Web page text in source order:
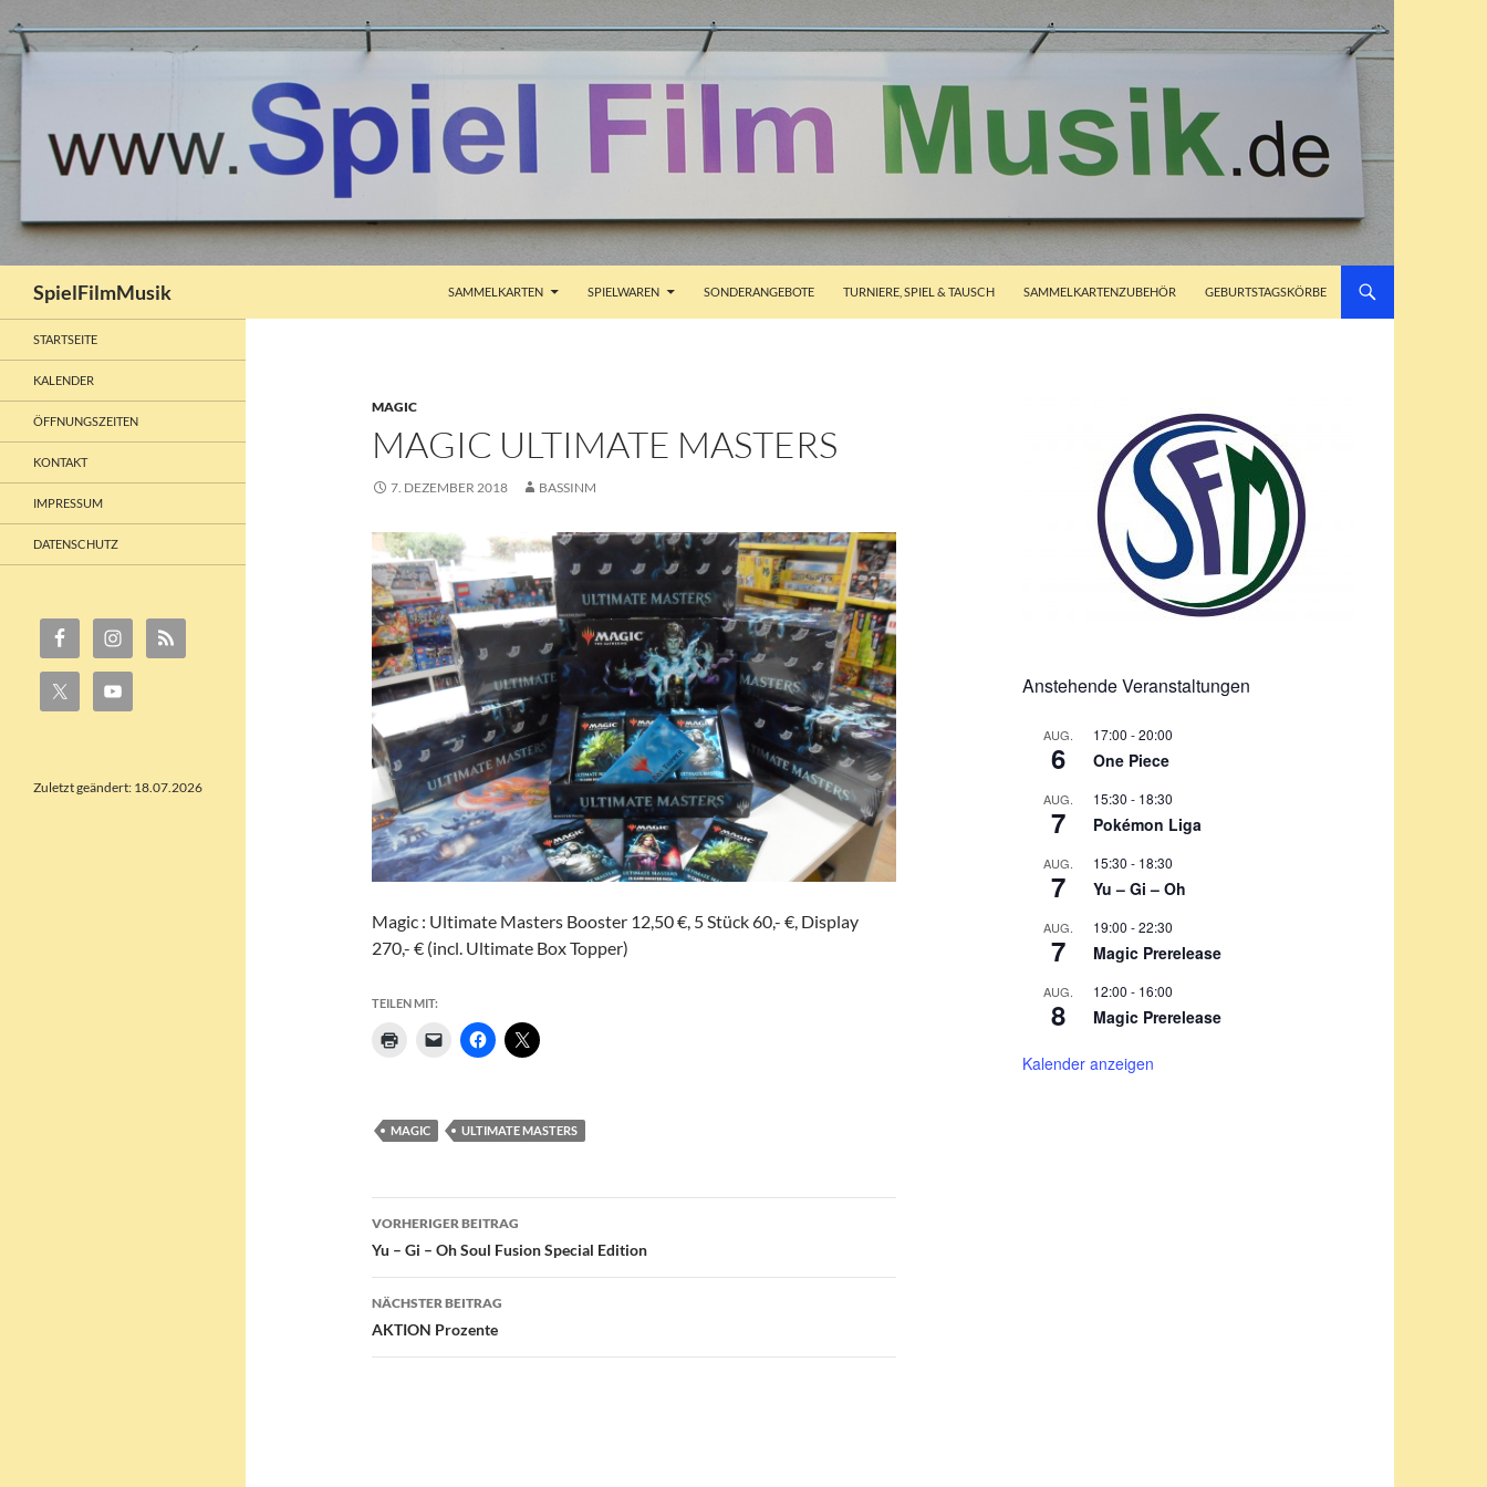
SpielFilmMusik
SAMMELKARTEN
SPIELWAREN SONDERANGEBOTE TURNIERE, SPIEL & TAUSCH SAMMELKARTENZUBEHÖR GEBURTSTAGSKÖRBE
MAGIC
MAGIC ULTIMATE MASTERS
7. DEZEMBER 2018 BASSINM
Magic : Ultimate Masters Booster 12,50 €, 5 Stück 60,- €, Display
270,- € (incl. Ultimate Box Topper)
TEILEN MIT:
MAGIC ULTIMATE MASTERS
Beitragsnavigation
VORHERIGER BEITRAG
Yu – Gi – Oh Soul Fusion Special Edition
NÄCHSTER BEITRAG
AKTION Prozente
Anstehende Veranstaltungen
AUG.
6
17:00 -20:00
One Piece
AUG.
7
15:30 - 18:30
Pokémon Liga
AUG.
7
15:30 - 18:30
Yu – Gi – Oh
AUG.
7
19:00 -22:30
Magic Prerelease
AUG.
8
12:00 - 16:00
Magic Prerelease
Kalender anzeigen
STARTSEITE
KALENDER
ÖFFNUNGSZEITEN
KONTAKT
IMPRESSUM
DATENSCHUTZ
Zuletzt geändert: 18.07.2026